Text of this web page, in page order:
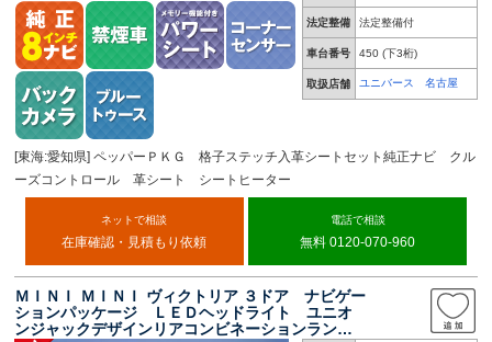
法定整備 法定整備付
車台番号 450 (下3桁)
取扱店舗 ユニバース 名古屋
[東海:愛知県] ペッパーＰＫＧ 格子ステッチ入革シートセット純正ナビ クル
ーズコントロール 革シート シートヒーター
ネットで相談
在庫確認・見積もり依頼
電話で相談
無料 0120-070-960
ＭＩＮＩ ＭＩＮＩ ヴィクトリア ３ドア ナビゲー
ションパッケージ ＬＥＤヘッドライト ユニオ
ンジャックデザインリアコンビネーションラン